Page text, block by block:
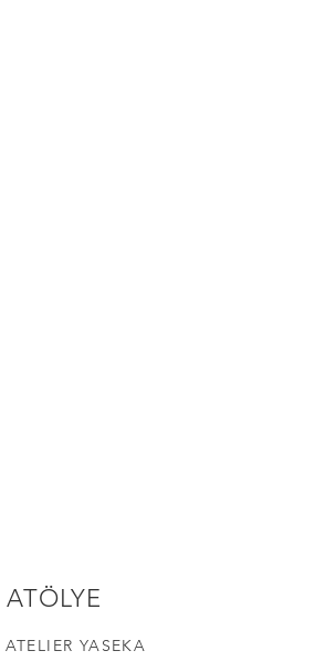
ATÖLYE
ATELIER YASEKA